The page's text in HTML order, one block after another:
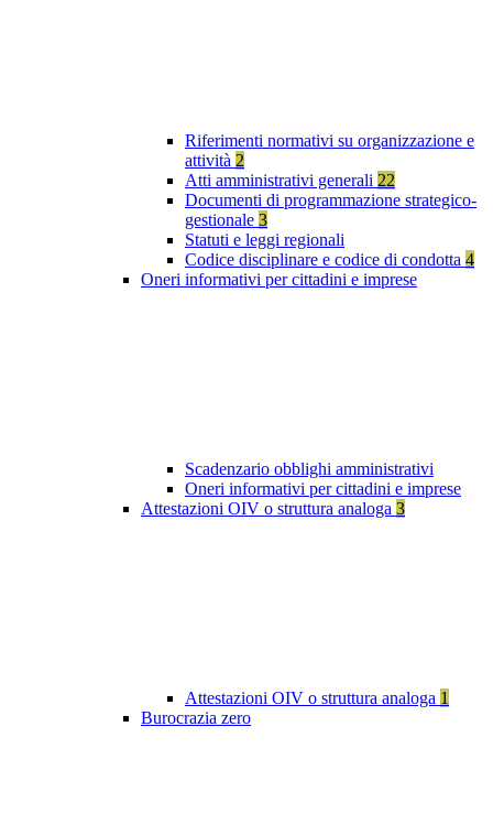
Riferimenti normativi su organizzazione e
attività 2
Atti amministrativi generali 22
Documenti di programmazione strategico-
gestionale 3
Statuti e leggi regionali
Codice disciplinare e codice di condotta 4
Oneri informativi per cittadini e imprese
Scadenzario obblighi amministrativi
Oneri informativi per cittadini e imprese
Attestazioni OIV o struttura analoga 3
Attestazioni OIV o struttura analoga 1
Burocrazia zero